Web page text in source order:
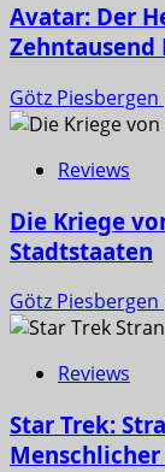
Avatar: Der
Zehntausend
Götz Piesbergen
Reviews
Die Kriege
Stadtstaaten
Götz Piesbergen
Reviews
Star Trek: